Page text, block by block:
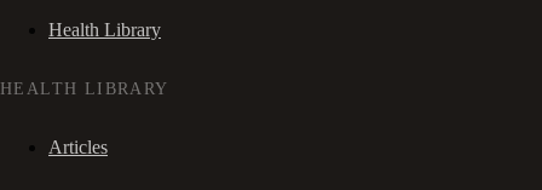
Health Library
HEALTH LIBRARY
Articles